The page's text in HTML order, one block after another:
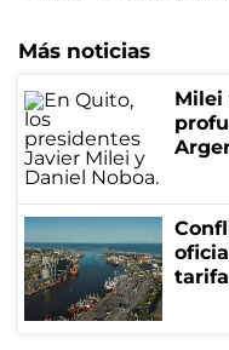
Más noticias
Milei